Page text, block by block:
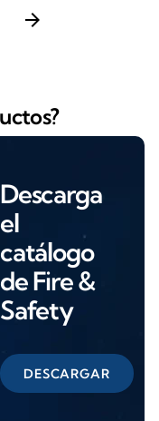
arrow_forward
Descarga
el
catálogo
de Fire &
Safety
DESCARGAR